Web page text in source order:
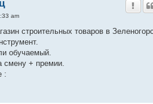
am
строительных товаров в
обучаемый.
смену + премии.
: